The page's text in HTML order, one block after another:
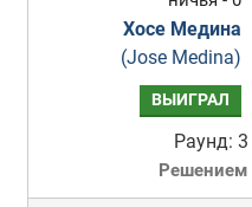
Хосе Медина
(Jose Medina)
ВЫИГРАЛ
Раунд: 3
Решением